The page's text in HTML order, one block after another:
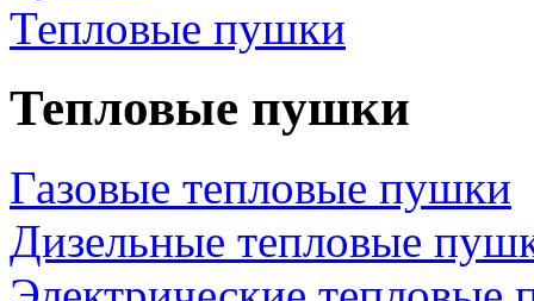
Тепловые пушки
Тепловые пушки
Газовые тепловые пушки
Дизельные тепловые